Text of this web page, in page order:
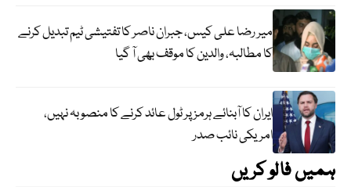
میر رضا علی کیس، جبران ناصر کا تفتیشی ٹیم تبدیل کرنے
کا مطالبہ، والدین کا موقف بھی آ گیا
ایران کا آبنائے ہرمز پر ٹول عائد کرنے کا منصوبہ نہیں،
امریکی نائب صدر
ہمیں فالو کریں